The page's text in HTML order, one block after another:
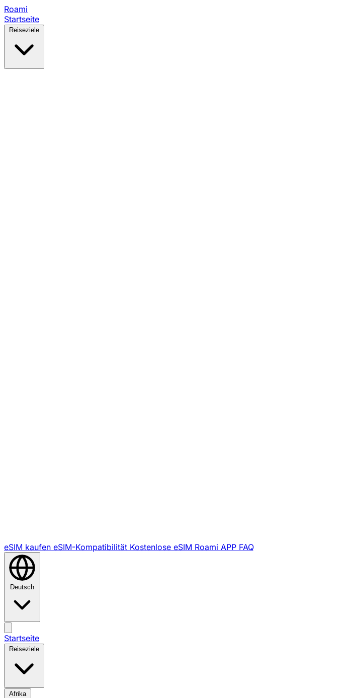
Roami
Startseite
Reiseziele
eSIM kaufen eSIM-Kompatibilität Kostenlose eSIM Roami APP FAQ
Deutsch
Startseite
Reiseziele
Afrika